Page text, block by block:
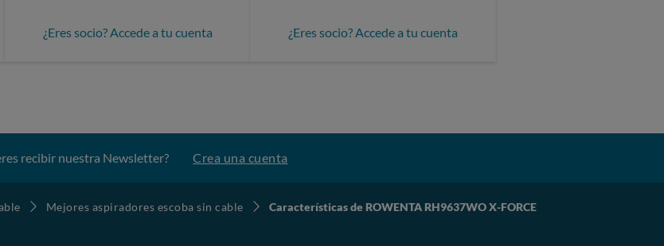
¿Eres socio? Accede a tu cuenta ¿Eres socio? Accede a tu cuenta
recibir nuestra Newsletter? Crea una cuenta
Mejores aspiradores escoba sin cable
Características de ROWENTA RH9637WO X-FORCE